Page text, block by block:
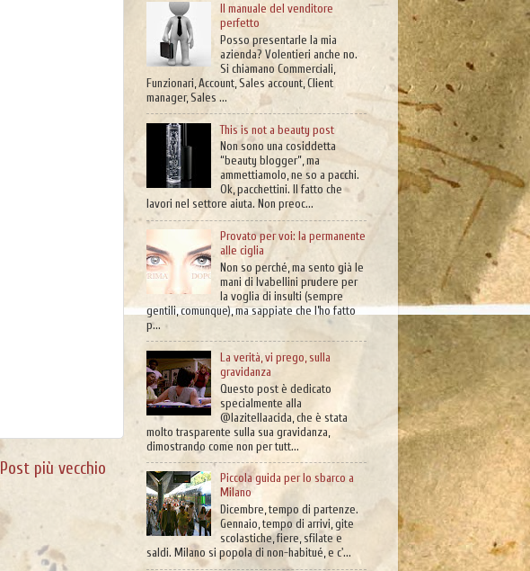
Post più vecchio
Il manuale del venditore
perfetto
Posso presentarle la mia
azienda? Volentieri anche no.
Si chiamano Commerciali,
Funzionari, Account, Sales account, Client
manager, Sales ...
This is not a beauty post
Non sono una cosiddetta
“beauty blogger”, ma
ammettiamolo, ne so a pacchi.
Ok, pacchettini. Il fatto che
lavori nel settore aiuta. Non preoc...
Provato per voi: la permanente
alle ciglia
Non so perché, ma sento già le
mani di Ivabellini prudere per
la voglia di insulti (sempre
gentili, comunque), ma sappiate che l’ho fatto
p...
La verità, vi prego, sulla
gravidanza
Questo post è dedicato
specialmente alla
@lazitellaacida, che è stata
molto trasparente sulla sua gravidanza,
dimostrando come non per tutt...
Piccola guida per lo sbarco a
Milano
Dicembre, tempo di partenze.
Gennaio, tempo di arrivi, gite
scolastiche, fiere, sfilate e
saldi. Milano si popola di non-habitué, e c'...